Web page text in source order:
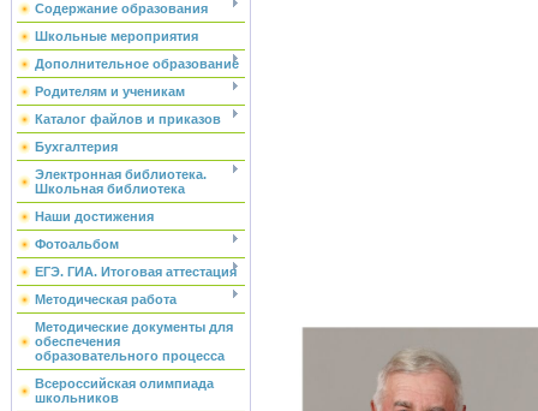
Содержание образования
Школьные мероприятия
Дополнительное образование
Родителям и ученикам
Каталог файлов и приказов
Бухгалтерия
Электронная библиотека.
Школьная библиотека
Наши достижения
Фотоальбом
ЕГЭ. ГИА. Итоговая аттестация
Методическая работа
Методические документы для
обеспечения
образовательного процесса
Всероссийская олимпиада
школьников